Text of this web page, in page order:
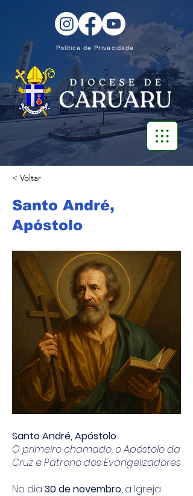
Política de Privacidade
< Voltar
Santo André,
Apóstolo
Santo André, Apóstolo
O primeiro chamado, o Apóstolo da
Cruz e Patrono dos Evangelizadores
No dia 30 de novembro, a Igreja